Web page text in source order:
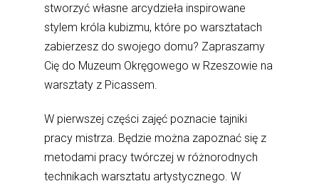
stworzyć własne arcydzieła inspirowane
stylem króla kubizmu, które po warsztatach
zabierzesz do swojego domu? Zapraszamy
Cię do Muzeum Okręgowego w Rzeszowie na
warsztaty z Picassem.
W pierwszej części zajęć poznacie tajniki
pracy mistrza. Będzie można zapoznać się z
metodami pracy twórczej w różnorodnych
technikach warsztatu artystycznego. W